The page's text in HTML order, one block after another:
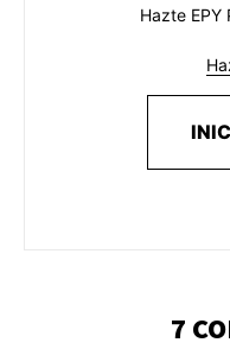
Hazte EPY
7